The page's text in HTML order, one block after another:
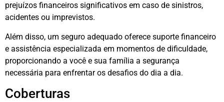
prejuízos financeiros significativos em caso de sinistros,
acidentes ou imprevistos.
Além disso, um seguro adequado oferece suporte financeiro
e assistência especializada em momentos de dificuldade,
proporcionando a você e sua família a segurança
necessária para enfrentar os desafios do dia a dia.
Coberturas